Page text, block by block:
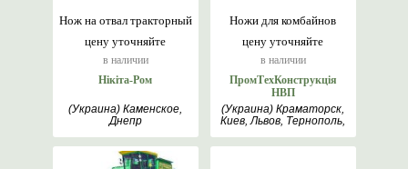
цену уточняйте
в наличии
Нож на отвал тракторный
Нікіта-Ром
(Украина) Каменское,
Днепр
цену уточняйте
в наличии
Ножи для комбайнов
ПромТехКонструкція
НВП
(Украина) Краматорск,
Киев, Львов, Тернополь,